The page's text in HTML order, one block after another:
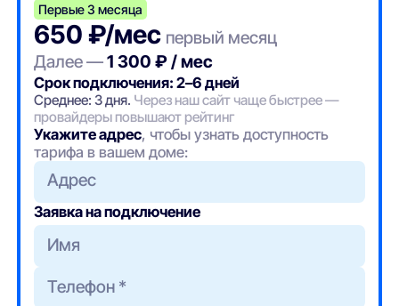
Первые 3 месяца
650 ₽/мес первый месяц
Далее —1 300 ₽ / мес
Срок подключения: 2–6 дней
Среднее: 3 дня. Через наш сайт чаще быстрее —
провайдеры повышают рейтинг
Укажите адрес, чтобы узнать доступность
тарифа в вашем доме:
Адрес
Заявка на подключение